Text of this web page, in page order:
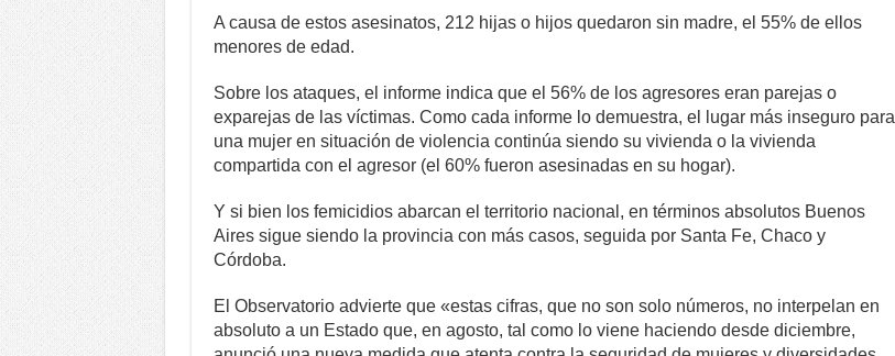
o
p
er
k
A causa de estos asesinatos, 212 hijas o hijos quedaron sin madre, el 55% de ellos
menores de edad.
Sobre los ataques, el informe indica que el 56% de los agresores eran parejas o
exparejas de las víctimas. Como cada informe lo demuestra, el lugar más inseguro para
una mujer en situación de violencia continúa siendo su vivienda o la vivienda
compartida con el agresor (el 60% fueron asesinadas en su hogar).
Y si bien los femicidios abarcan el territorio nacional, en términos absolutos Buenos
Aires sigue siendo la provincia con más casos, seguida por Santa Fe, Chaco y
Córdoba.
El Observatorio advierte que «estas cifras, que no son solo números, no interpelan en
absoluto a un Estado que, en agosto, tal como lo viene haciendo desde diciembre,